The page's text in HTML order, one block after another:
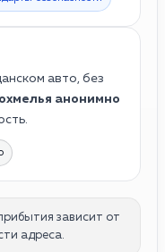
авто, без
анонимно
зависит от
адреса.